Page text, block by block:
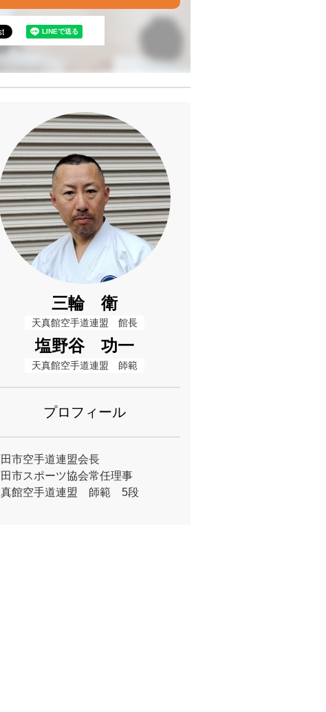
三輪 衛
天真館空手道連盟　館長
塩野谷 功一
天真館空手道連盟　師範
プロフィール
市空手道連盟会長
市スポーツ協会常任理事
真館空手道連盟 師範 5段